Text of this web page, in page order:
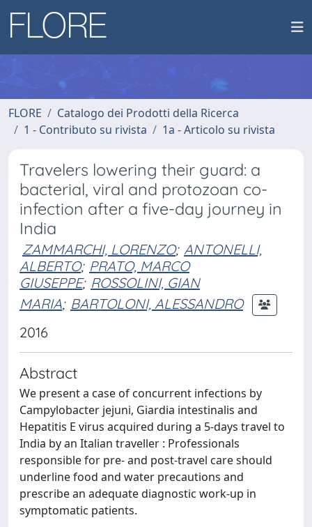
FLORE
Catalogo dei Prodotti della Ricerca
1 - Contributo su rivista
1a - Articolo su rivista
Travelers lowering their guard: a
bacterial, viral and protozoan co-
infection after a five-day journey in
India
ZAMMARCHI, LORENZO; ANTONELLI,
ALBERTO; PRATO, MARCO
GIUSEPPE; ROSSOLINI, GIAN
MARIA; BARTOLONI, ALESSANDRO
2016
Abstract
We present a case of concurrent infections by
Campylobacter jejuni, Giardia intestinalis and
Hepatitis E virus acquired during a 5-days travel to
India by an Italian traveller : Professionals
responsible for pre- and post-travel care should
underline food and water precautions and
prescribe an adequate diagnostic work-up in
symptomatic patients.